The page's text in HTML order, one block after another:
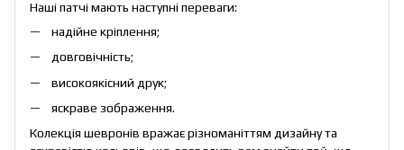
Наші патчі мають наступні переваги:
надійне кріплення;
довговічність;
високоякісний друк;
яскраве зображення.
Колекція шевронів вражає різноманіттям дизайну та